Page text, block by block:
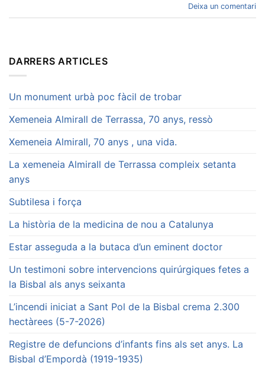
Deixa un comentari
DARRERS ARTICLES
Un monument urbà poc fàcil de trobar
Xemeneia Almirall de Terrassa, 70 anys, ressò
Xemeneia Almirall, 70 anys , una vida.
La xemeneia Almirall de Terrassa compleix setanta
anys
Subtilesa i força
La història de la medicina de nou a Catalunya
Estar asseguda a la butaca d’un eminent doctor
Un testimoni sobre intervencions quirúrgiques fetes a
la Bisbal als anys seixanta
L’incendi iniciat a Sant Pol de la Bisbal crema 2.300
hectàrees (5-7-2026)
Registre de defuncions d’infants fins als set anys. La
Bisbal d’Empordà (1919-1935)